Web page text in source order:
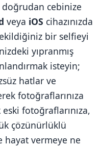
cebinize
veya iOS cihazınızda
bir selfieyi
yıpranmış
isteyin;
hatlar ve
fotoğraflarınıza
fotoğraflarınıza,
çözünürlüklü
hayat vermeye ne